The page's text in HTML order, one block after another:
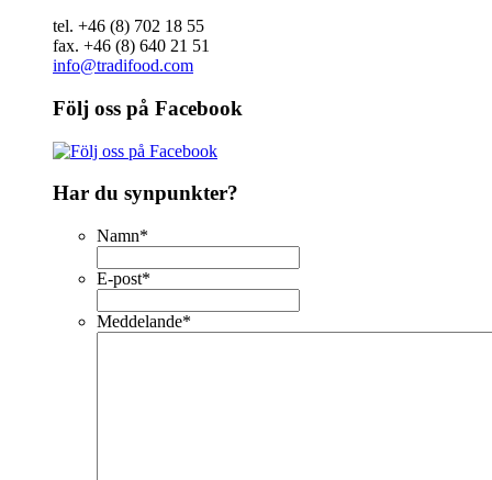
tel. +46 (8) 702 18 55
fax. +46 (8) 640 21 51
info@tradifood.com
Följ oss på Facebook
Har du synpunkter?
Namn*
E-post*
Meddelande*